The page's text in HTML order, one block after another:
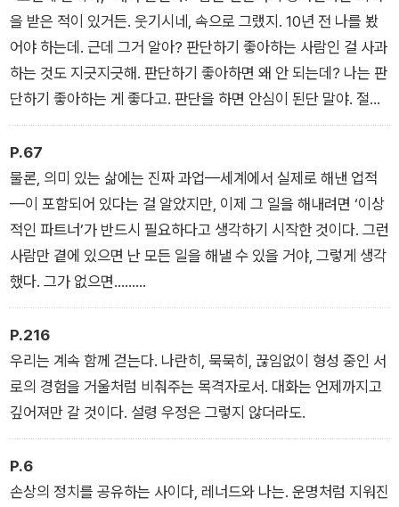
의 출몰로 굴절된다. 노년의 고닉은 일생을 찾고 헤맨 짝, 그런 짝
을 찾겠다는 기대와 열망과 가능성을 전부 뒤로하고 혼자서 가장
완전한 자기를 향해 걸음을 내디딘다. 자기의 장소인 도시에서,
자기의 파편인 군중 사이로.
을 받은 적이 있거든. 웃기시네, 속으로 그랬지. 10년 전 나를 봤
어야 하는데. 근데 그거 알아? 판단하기 좋아하는 사람인 걸 사과
하는 것도 지긋지긋해. 판단하기 좋아하면 왜 안 되는데? 나는 판
단하기 좋아하는 게 좋다고. 판단을 하면 안심이 된단 말야. 절대
적인 것들. 확실한 것들. 그런 것들이 얼마나 좋았는데! 그런 걸
되찾고 싶어. 되찾을 순 없는 걸까?”
P.67
물론, 의미 있는 삶에는 진짜 과업—세계에서 실제로 해낸 업적
—이 포함되어 있다는 걸 알았지만, 이제 그 일을 해내려면 ‘이상
적인 파트너’가 반드시 필요하다고 생각하기 시작한 것이다. 그런
사람만 곁에 있으면 난 모든 일을 해낼 수 있을 거야, 그렇게 생각
했다. 그가 없으면……
아니, 그런 건 생각조차 할 수 없다. 그 사람이 없다는 건 있을 수
없는 일이다. 그러면서 차츰 그 과업을 하는 것에서 그 과업을 해
내기 위해 내 짝을 찾는 것으로 초점이 옮겨가기 시작했다. 천천
히 그러나 확실히, 그 사람을 찾는 일이 어느새 그 과업이 된 듯했
다.
P.216
우리는 계속 함께 걷는다. 나란히, 묵묵히, 끊임없이 형성 중인 서
로의 경험을 거울처럼 비춰주는 목격자로서. 대화는 언제까지고
깊어져만 갈 것이다. 설령 우정은 그렇지 않더라도.
P.6
손상의 정치를 공유하는 사이다, 레너드와 나는. 운명처럼 지워진